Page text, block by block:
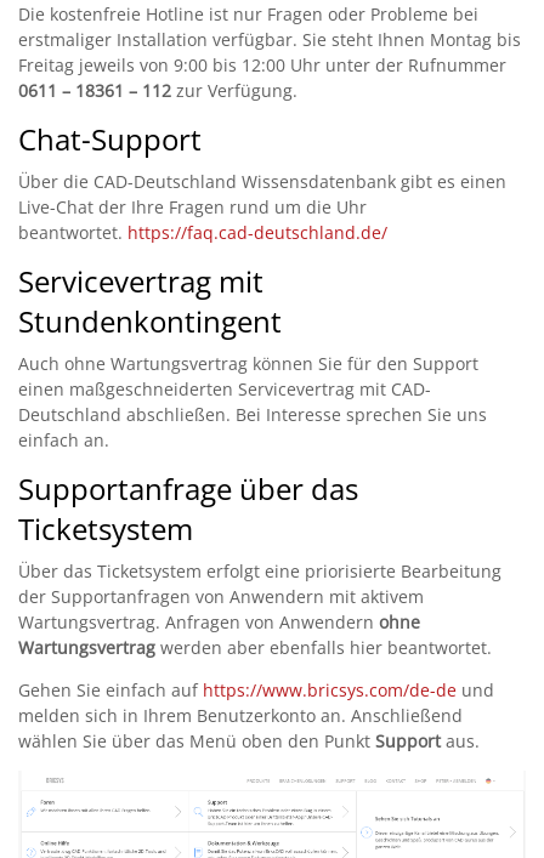
Die kostenfreie Hotline ist nur Fragen oder Probleme bei
erstmaliger Installation verfügbar. Sie steht Ihnen Montag bis
Freitag jeweils von 9:00 bis 12:00 Uhr unter der Rufnummer
0611 – 18361 – 112 zur Verfügung.
Chat-Support
Über die CAD-Deutschland Wissensdatenbank gibt es einen
Live-Chat der Ihre Fragen rund um die Uhr
beantwortet. https://faq.cad-deutschland.de/
Servicevertrag mit
Stundenkontingent
Auch ohne Wartungsvertrag können Sie für den Support
einen maßgeschneiderten Servicevertrag mit CAD-
Deutschland abschließen. Bei Interesse sprechen Sie uns
einfach an.
Supportanfrage über das
Ticketsystem
Über das Ticketsystem erfolgt eine priorisierte Bearbeitung
der Supportanfragen von Anwendern mit aktivem
Wartungsvertrag. Anfragen von Anwendern ohne
Wartungsvertrag werden aber ebenfalls hier beantwortet.
Gehen Sie einfach auf https://www.bricsys.com/de-de und
melden sich in Ihrem Benutzerkonto an. Anschließend
wählen Sie über das Menü oben den Punkt Supportaus.